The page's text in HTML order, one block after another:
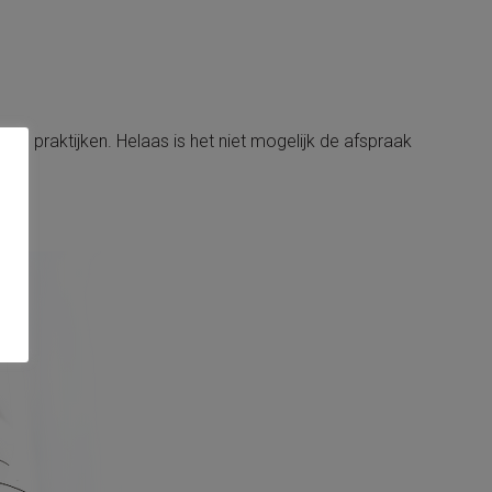
praktijken. Helaas is het niet mogelijk de afspraak